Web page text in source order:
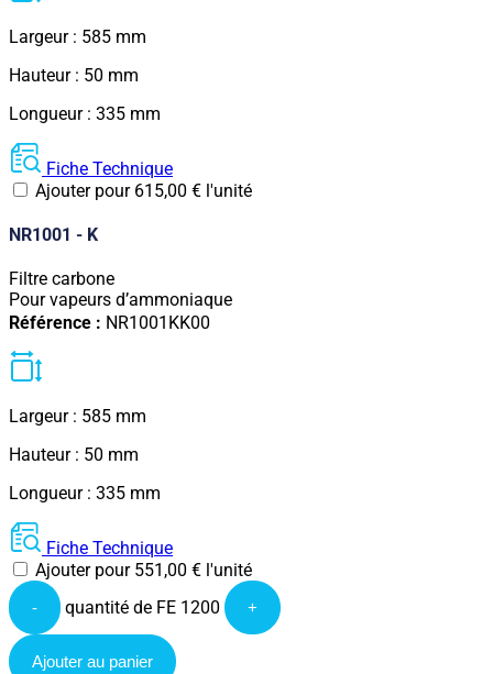
Largeur : 585 mm
Hauteur : 50 mm
Longueur : 335 mm
Fiche Technique
Ajouter pour 615,00 € l'unité
NR1001 - K
Filtre carbone
Pour vapeurs d’ammoniaque
Référence : NR1001KK00
Largeur : 585 mm
Hauteur : 50 mm
Longueur : 335 mm
Fiche Technique
Ajouter pour 551,00 € l'unité
- quantité de FE 1200 +
Ajouter au panier